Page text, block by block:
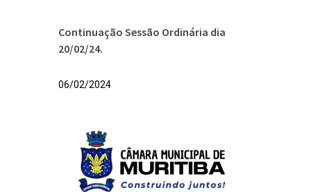
Continuação Sessão Ordinária dia
20/02/24.
06/02/2024